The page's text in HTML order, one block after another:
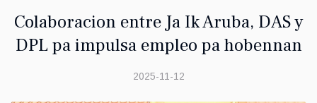
Colaboracion entre Ja Ik Aruba, DAS y
DPL pa impulsa empleo pa hobennan
2025-11-12